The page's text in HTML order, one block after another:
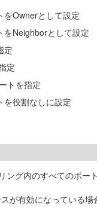
をOwnerとして設定
をNeighborとして設定
定
定
トを指定
を役割なしに設定
ング内のすべてのポ
が有効になっている